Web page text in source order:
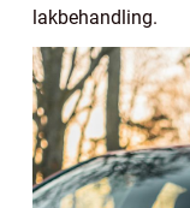
lakbehandling.